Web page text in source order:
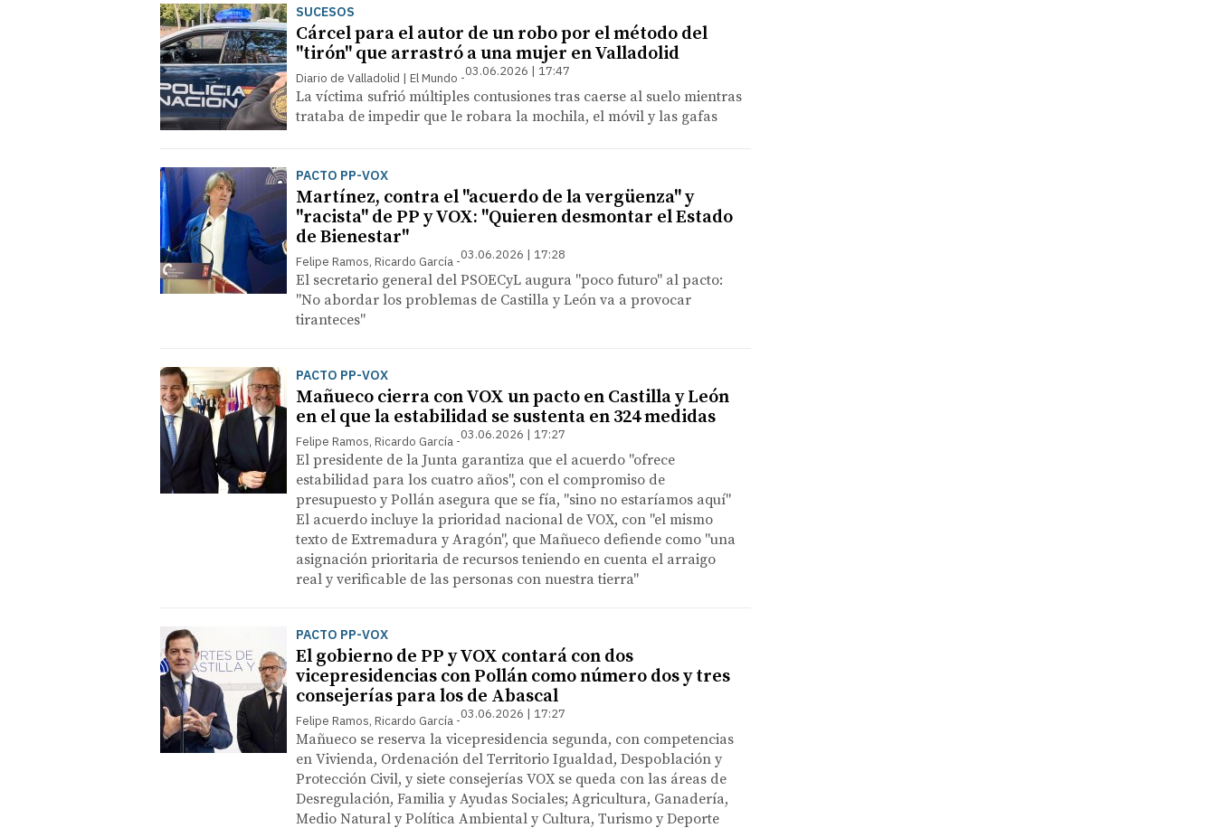
SUCESOS
Cárcel para el autor de un robo por el método del
"tirón" que arrastró a una mujer en Valladolid
Diario de Valladolid | El Mundo 03.06.2026 | 17:47
La víctima sufrió múltiples contusiones tras caerse al suelo mientras
trataba de impedir que le robara la mochila, el móvil y las gafas
PACTO PP-VOX
Martínez, contra el "acuerdo de la vergüenza" y
"racista" de PP y VOX: "Quieren desmontar el Estado
de Bienestar"
Felipe Ramos, Ricardo García 03.06.2026 | 17:28
El secretario general del PSOECyL augura "poco futuro" al pacto:
"No abordar los problemas de Castilla y León va a provocar
tiranteces"
PACTO PP-VOX
Mañueco cierra con VOX un pacto en Castilla y León
en el que la estabilidad se sustenta en 324 medidas
Felipe Ramos, Ricardo García 03.06.2026 | 17:27
El presidente de la Junta garantiza que el acuerdo "ofrece
estabilidad para los cuatro años", con el compromiso de
presupuesto y Pollán asegura que se fía, "sino no estaríamos aquí"
El acuerdo incluye la prioridad nacional de VOX, con "el mismo
texto de Extremadura y Aragón", que Mañueco defiende como "una
asignación prioritaria de recursos teniendo en cuenta el arraigo
real y verificable de las personas con nuestra tierra"
PACTO PP-VOX
El gobierno de PP y VOX contará con dos
vicepresidencias con Pollán como número dos y tres
consejerías para los de Abascal
Felipe Ramos, Ricardo García 03.06.2026 | 17:27
Mañueco se reserva la vicepresidencia segunda, con competencias
en Vivienda, Ordenación del Territorio Igualdad, Despoblación y
Protección Civil, y siete consejerías VOX se queda con las áreas de
Desregulación, Familia y Ayudas Sociales; Agricultura, Ganadería,
Medio Natural y Política Ambiental y Cultura, Turismo y Deporte